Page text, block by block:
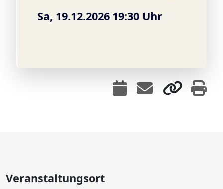
Sa, 19.12.2026 19:30 Uhr
Veranstaltungsort